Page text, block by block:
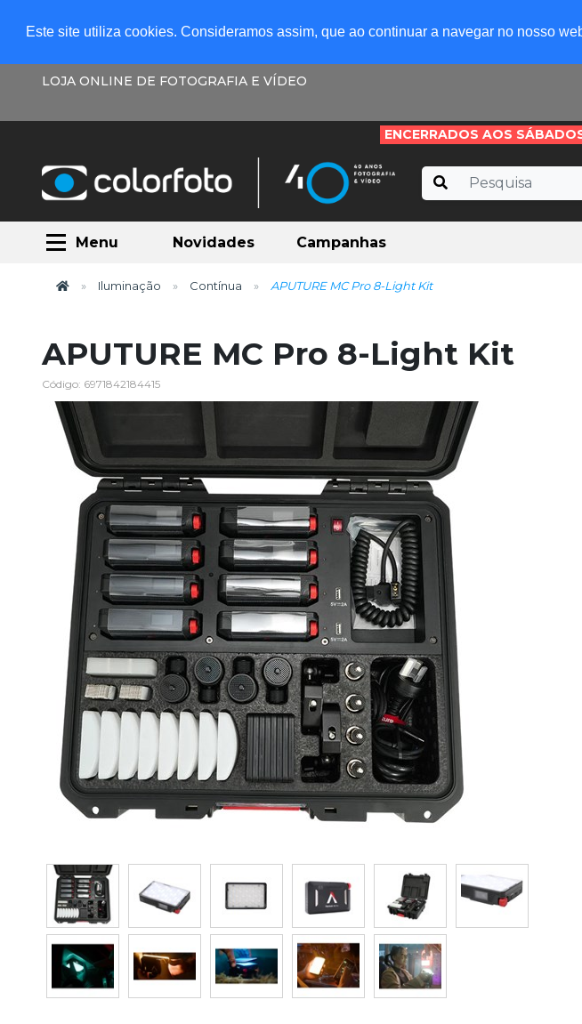
Este site utiliza cookies. Consideramos assim, que ao continuar a navegar no nosso
LOJA ONLINE DE FOTOGRAFIA E VÍDEO
ENCERRADOS AOS
Menu Novidades Campanhas
Iluminação Contínua APUTURE MC Pro 8-Light Kit
APUTURE MC Pro 8-Light Kit
Código: 6971842184415